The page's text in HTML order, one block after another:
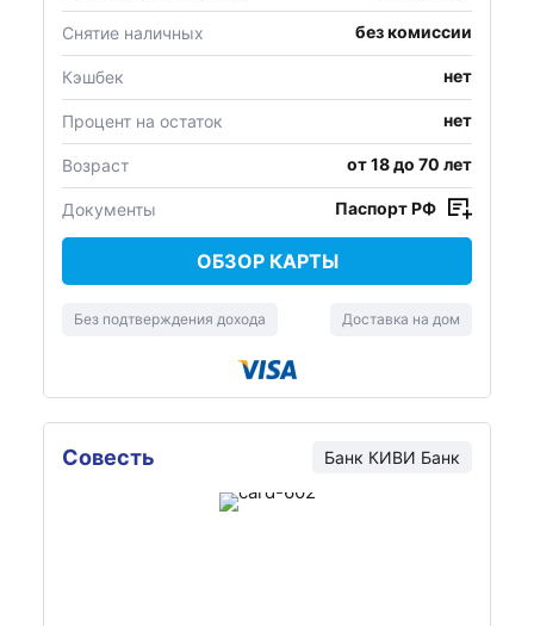
Снятие наличных без комиссии
Кэшбек нет
Процент на остаток нет
Возраст от 18 до 70 лет
Документы Паспорт РФ
ОБЗОР КАРТЫ
Без подтверждения дохода Доставка на дом
Совесть Банк КИВИ Банк